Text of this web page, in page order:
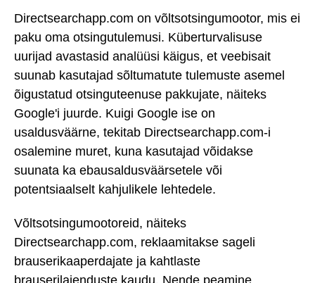
Directsearchapp.com on võltsotsingumootor, mis ei
paku oma otsingutulemusi. Küberturvalisuse
uurijad avastasid analüüsi käigus, et veebisait
suunab kasutajad sõltumatute tulemuste asemel
õigustatud otsinguteenuse pakkujate, näiteks
Google'i juurde. Kuigi Google ise on
usaldusväärne, tekitab Directsearchapp.com-i
osalemine muret, kuna kasutajad võidakse
suunata ka ebausaldusväärsetele või
potentsiaalselt kahjulikele lehtedele.
Võltsotsingumootoreid, näiteks
Directsearchapp.com, reklaamitakse sageli
brauserikaaperdajate ja kahtlaste